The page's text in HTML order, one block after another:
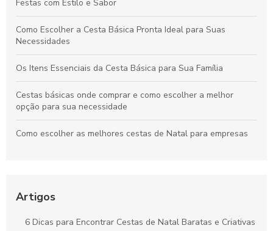
Festas com Estilo e Sabor
Como Escolher a Cesta Básica Pronta Ideal para Suas
Necessidades
Os Itens Essenciais da Cesta Básica para Sua Família
Cestas básicas onde comprar e como escolher a melhor
opção para sua necessidade
Como escolher as melhores cestas de Natal para empresas
Como Comprar Cestas Básicas Online com Segurança e
Artigos
6 Dicas para Encontrar Cestas de Natal Baratas e Criativas